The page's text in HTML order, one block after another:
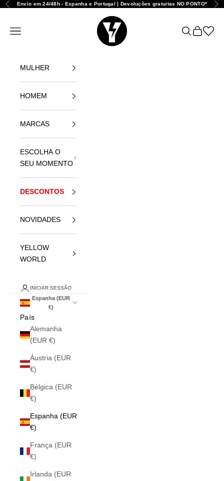
Ir para o conteúdo
AnteriorEnvio em 24/48h - Espanha e Portugal | Devoluções gratuitas NO PONTO*
Yellowshop
Abrir menu de navegação
AbrirAbrirAbrir
MULHER
HOMEM
MARCAS
ESCOLHA O
SEU MOMENTO
DESCONTOS
NOVIDADES
YELLOW
WORLD
INICIAR SESSÃO
Espanha (EUR
€)
País
Alemanha
(EUR €)
Áustria (EUR
€)
Bélgica (EUR
€)
Espanha (EUR
€)
França (EUR
€)
Irlanda (EUR